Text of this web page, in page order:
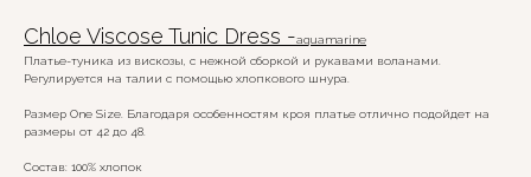
Chloe Viscose Tunic Dress -aquamarine
Платье-туника из вискозы, с нежной сборкой и рукавами воланами.
Регулируется на талии с помощью хлопкового шнура.
Размер One Size. Благодаря особенностям кроя платье отлично подойдет на
размеры от 42 до 48.
Состав: 100% хлопок